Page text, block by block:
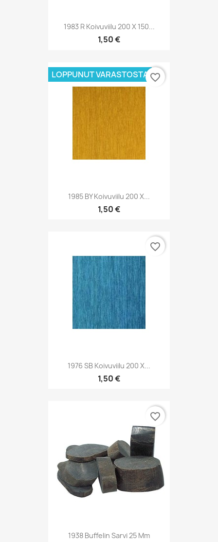
1983 R Koivuviilu 200 X 150...
1,50 €
1985 BY Koivuviilu 200 X...
1,50 €
LOPPUNUT VARASTOSTAfavorite_border
1976 SB Koivuviilu 200 X...
1,50 €
favorite_border
1938 Buffelin Sarvi 25 Mm
favorite_border